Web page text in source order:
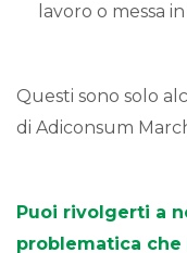
lavoro o messa
Questi sono solo
di Adiconsum
Puoi rivolgerti a
problematica